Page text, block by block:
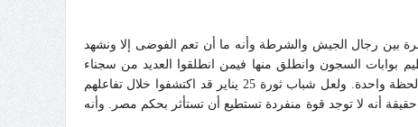
بين رجال الجيش والشرطة وأنه ما أن تعم الفوضى إلا ونشهد
بوابات السجون وانطلق منها فيمن انطلقوا العديد من سجناء
ومعتقلي الإخوان، ولم يحدث شيء من ذلك المتوقع رغم حقيقة أن أية جماعة تجد في نفسها القدرة على الاستيلاء على السلطة لن تتردد لحظة واحدة. ولعل شباب ثورة 25 يناير قد اكتشفوا خلال تفاعلهم
ملائكة ولا شياطين لقد أتاح لنا ثوار 25 يناير الفرصة لإعادة اكتشاف حقيقة أنه لا توجد قوة منفردة تستطيع أن تستأثر بحكم مصر. وأنه